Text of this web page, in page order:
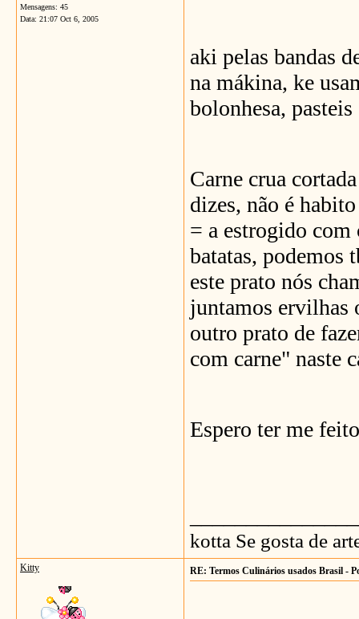
Mensagens: 45
Data: 21:07 Oct 6, 2005
aki pelas bandas
na mákina, ke
bolonhesa, pasteis
Carne crua
dizes, não é
= a estrogido com
batatas, podemos
este prato nós
juntamos ervilhas
outro prato de
com carne" naste
Espero ter me
kotta Se gosta de
Kitty RE: Termos Culinários usados Brasil -